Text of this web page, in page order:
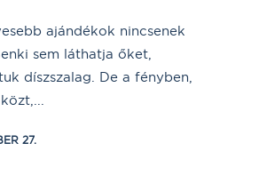
ajándékok nincsenek
sem láthatja őket,
díszszalag. De a fényben,
27.